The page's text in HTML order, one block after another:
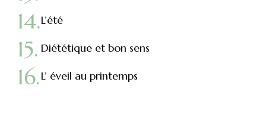
L’été
Diététique et bon sens
L’ éveil au printemps